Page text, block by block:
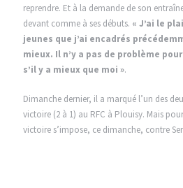
reprendre. Et à la demande de son
devant comme à ses débuts. « J’ai le
jeunes que j’ai encadrés
mieux. Il n’y a pas de problème
s’il y a mieux que moi ».
Dimanche dernier, il a marqué l’un des
victoire (2 à 1) au RFC à Plouisy. Mais
victoire s’impose, ce dimanche, contre